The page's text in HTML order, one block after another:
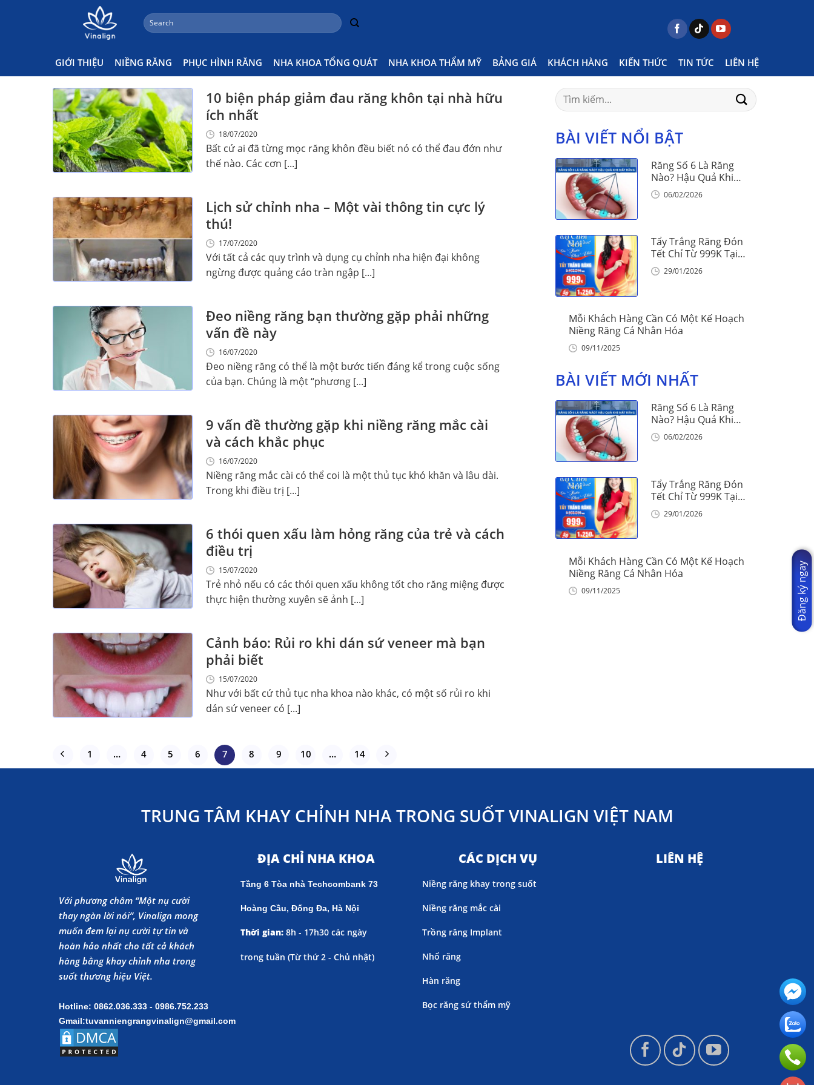
Search
for:
GIỚI THIỆU NIỀNG RĂNG PHỤC HÌNH RĂNG NHA KHOA TỔNG QUÁT NHA KHOA THẨM MỸ BẢNG GIÁ KHÁCH HÀNG KIẾN THỨC TIN TỨC LIÊN HỆ
Răng Posts tagged "răng" Page 7
10 biện pháp giảm đau răng khôn tại nhà hữu
ích nhất
18/07/2020
Bất cứ ai đã từng mọc răng khôn đều biết nó có thể đau đớn như
thế nào. Các cơn [...]
Lịch sử chỉnh nha – Một vài thông tin cực lý
thú!
17/07/2020
Với tất cả các quy trình và dụng cụ chỉnh nha hiện đại không
ngừng được quảng cáo tràn ngập [...]
Đeo niềng răng bạn thường gặp phải những
vấn đề này
16/07/2020
Đeo niềng răng có thể là một bước tiến đáng kể trong cuộc sống
của bạn. Chúng là một “phương [...]
9 vấn đề thường gặp khi niềng răng mắc cài
và cách khắc phục
16/07/2020
Niềng răng mắc cài có thể coi là một thủ tục khó khăn và lâu dài.
Trong khi điều trị [...]
6 thói quen xấu làm hỏng răng của trẻ và cách
điều trị
15/07/2020
Trẻ nhỏ nếu có các thói quen xấu không tốt cho răng miệng được
thực hiện thường xuyên sẽ ảnh [...]
Cảnh báo: Rủi ro khi dán sứ veneer mà bạn
phải biết
15/07/2020
Như với bất cứ thủ tục nha khoa nào khác, có một số rủi ro khi
dán sứ veneer có [...]
1 … 4 5 6 7 8 9 10 … 14
Search
for:
BÀI VIẾT NỔI BẬT
Răng Số 6 Là Răng
Nào? Hậu Quả Khi
Mất Răng Số 6
06/02/2026
Tẩy Trắng Răng Đón
Tết Chỉ Từ 999K Tại
Nha Khoa Vinalign
29/01/2026
Mỗi Khách Hàng Cần Có Một Kế Hoạch
Niềng Răng Cá Nhân Hóa
09/11/2025
BÀI VIẾT MỚI NHẤT
Răng Số 6 Là Răng
Nào? Hậu Quả Khi
Mất Răng Số 6
06/02/2026
Tẩy Trắng Răng Đón
Tết Chỉ Từ 999K Tại
Nha Khoa Vinalign
29/01/2026
Mỗi Khách Hàng Cần Có Một Kế Hoạch
Niềng Răng Cá Nhân Hóa
09/11/2025
TRUNG TÂM KHAY CHỈNH NHA TRONG SUỐT VINALIGN VIỆT NAM
Với phương châm “Một nụ cười
thay ngàn lời nói”, Vinalign mong
muốn đem lại nụ cười tự tin và
hoàn hảo nhất cho tất cả khách
hàng bằng khay chỉnh nha trong
suốt thương hiệu Việt.
Hotline: 0862.036.333 - 0986.752.233
Gmail:tuvanniengrangvinalign@gmail.com
ĐỊA CHỈ NHA KHOA
Tầng 6 Tòa nhà Techcombank 73
Hoàng Cầu, Đống Đa, Hà Nội
Thời gian: 8h - 17h30 các ngày
trong tuần (Từ thứ 2 - Chủ nhật)
CÁC DỊCH VỤ
Niềng răng khay trong suốt
Niềng răng mắc cài
Trồng răng Implant
Nhổ răng
Hàn răng
Bọc răng sứ thẩm mỹ
LIÊN HỆ
Đăng ký ngay